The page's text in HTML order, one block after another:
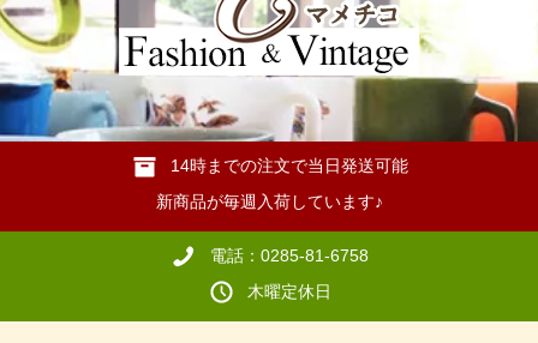
14時までの注文で当日発送可能
新商品が毎週入荷しています♪
電話：0285-81-6758
木曜定休日